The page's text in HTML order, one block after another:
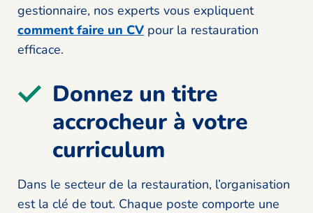
gestionnaire, nos experts vous expliquent
comment faire un CV pour la restauration
efficace.
Donnez un titre
accrocheur à votre
curriculum
Dans le secteur de la restauration, l’organisation
est la clé de tout. Chaque poste comporte une